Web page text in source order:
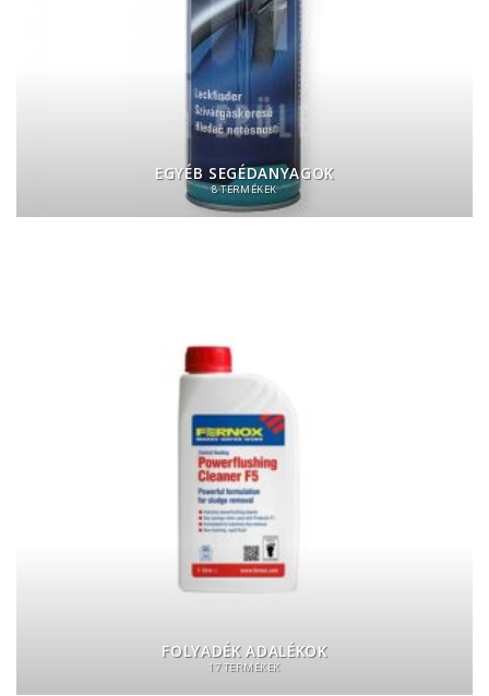
EGYÉB SEGÉDANYAGOK
8 TERMÉKEK
FOLYADÉK ADALÉKOK
17 TERMÉKEK